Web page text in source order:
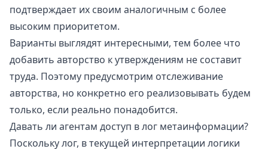
подтверждает их своим аналогичным с более
высоким приоритетом.
Варианты выглядят интересными, тем более что
добавить авторство к утверждениям не составит
труда. Поэтому предусмотрим отслеживание
авторства, но конкретно его реализовывать будем
только, если реально понадобится.
Давать ли агентам доступ в лог метаинформации?
Поскольку лог, в текущей интерпретации логики